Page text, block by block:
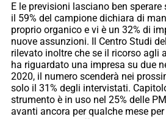
E le previsioni lasciano ben
il 59% del campione dichiara di
proprio organico e vi è un 32% di
nuove assunzioni. Il Centro Studi
rilevato inoltre che se il ricorso agli
ha riguardato una impresa su due
2020, il numero scenderà nei
solo il 31% degli intervistati.
strumento è in uso nel 25% delle
avanti ancora per qualche mese